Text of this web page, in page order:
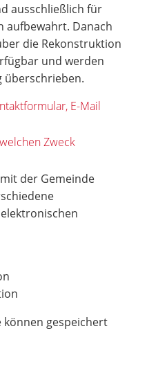
ausschließlich für
aufbewahrt. Danach
die Rekonstruktion
und werden
überschrieben.
E-Mail
Zweck
der Gemeinde
gespeichert